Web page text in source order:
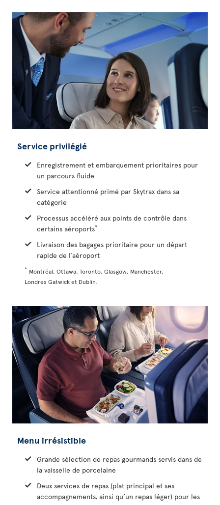
Service privilégié
Enregistrement et embarquement prioritaires pour
un parcours fluide
Service attentionné primé par Skytrax dans sa
catégorie
Processus accéléré aux points de contrôle dans
certains aéroports*
Livraison des bagages prioritaire pour un départ
rapide de l’aéroport
* Montréal, Ottawa, Toronto, Glasgow, Manchester,
Londres Gatwick et Dublin.
Menu irrésistible
Grande sélection de repas gourmands servis dans de
la vaisselle de porcelaine
Deux services de repas (plat principal et ses
accompagnements, ainsi qu’un repas léger) pour les